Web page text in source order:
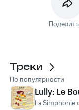
Треки
По популярности
Lully: Le
La Simphonie